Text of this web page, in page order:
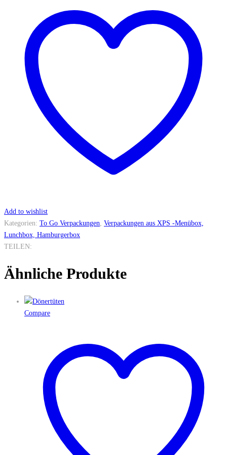
Add to wishlist
Kategorien: To Go Verpackungen Verpackungen aus XPS -Menübox,
Lunchbox, Hamburgerbox
TEILEN:
Ähnliche Produkte
Compare